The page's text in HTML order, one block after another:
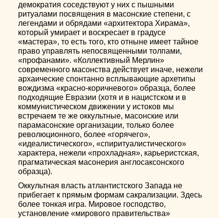
демократия соседствуют у них с пышными
ритуалами посвящения в масонские степени, с
легендами и обрядами «архитектора Хирама»,
который умирает и воскресает в градусе
«мастера», то есть того, кто отныне имеет тайное
право управлять непосвященными толпами,
«профанами». «Коллективный Мерлин»
современного масонства действует иначе, нежели
архаические спонтанно всплывающие архетипы
вождизма «красно-коричневого» образца, более
подходящие Евразии (хотя и в нацистском и в
коммунистическом движении у истоков мы
встречаем те же оккультные, масонские или
парамасонские организации, только более
революционного, более «горячего»,
«идеалистического», «спиритуалистического»
характера, нежели «прохладная», карьеристская,
прагматическая масонерия англосаксонского
образца).
Оккультная власть атлантистского Запада не
прибегает к прямым формам сакрализации. Здесь
более тонкая игра. Мировое господство,
установление «мирового правительства»